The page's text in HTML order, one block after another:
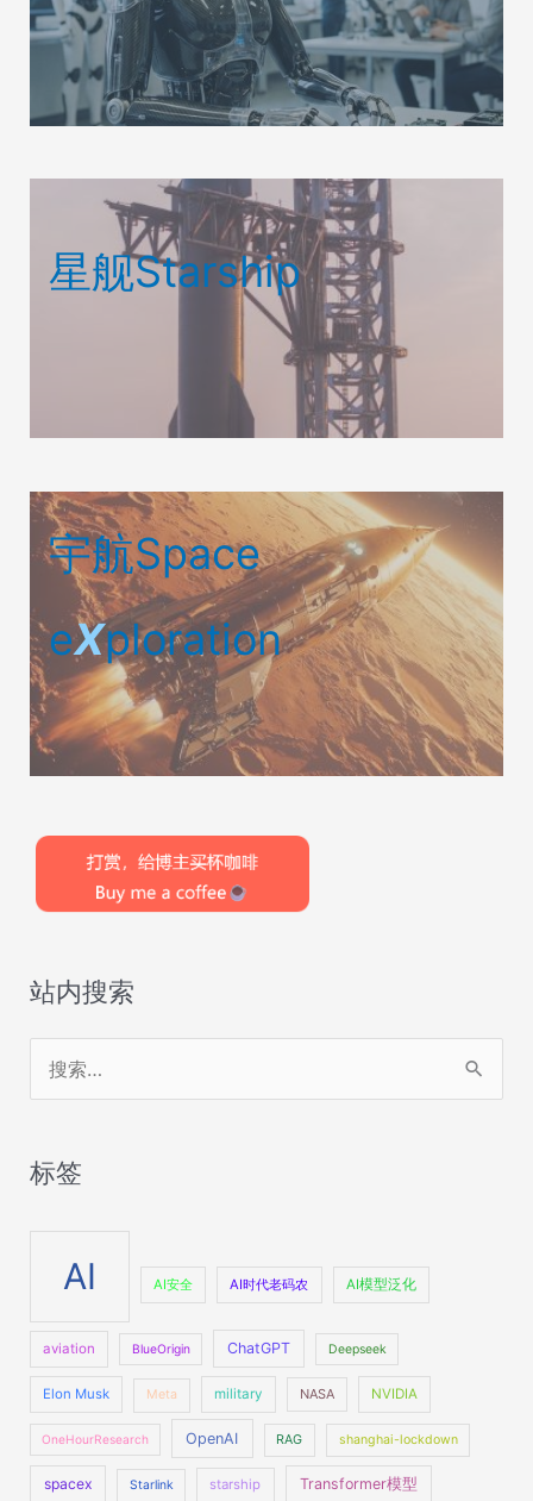
星舰Starship
宇航Space
eXploration
站内搜索
索
标签
AI AI安全 AI时代老码农 AI模型泛化
aviation BlueOrigin ChatGPT Deepseek
Elon Musk Meta military NASA NVIDIA
OneHourResearch OpenAI RAG shanghai-lockdown
spacex Starlink starship Transformer模型